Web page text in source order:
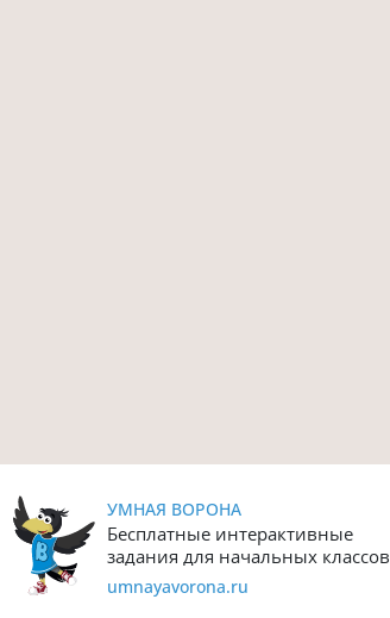
УМНАЯ ВОРОНА
Бесплатные интерактивные
задания для начальных классов
umnayavorona.ru